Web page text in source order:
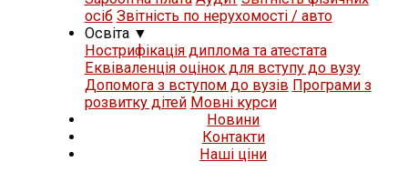
осіб Звітність по нерухомості / авто
Освіта ▼
Нострифікація диплома та атестата
Еквіваленція оцінок для вступу до вузу
Допомога з вступом до вузів Програми з
розвитку дітей Мовні курси
Новини
Контакти
Нашi цiни